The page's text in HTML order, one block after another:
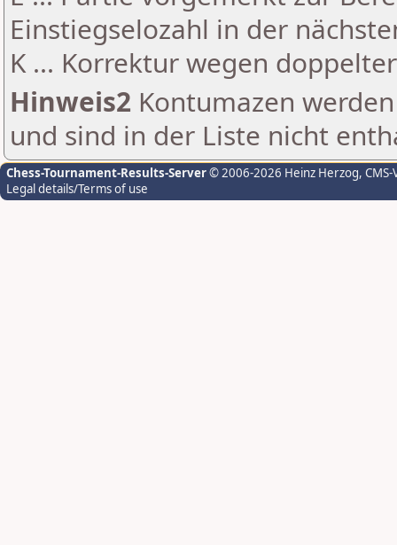
Einstiegselozahl in der
K ... Korrektur wegen
Hinweis2 Kontumazen
und sind in der Liste nicht
Chess-Tournament-Results-Server© 2006-2026 Heinz Herzog,
Legal details/Terms of use